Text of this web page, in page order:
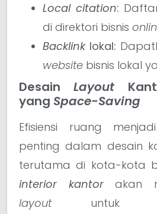
Local citation:
di direktori bisnis
Backlinklokal:
website bisnis lokal
DesainLayout
yang Space-Saving
Efisiensi ruang
penting dalam desain
terutama di kota-kota
interior kantorakan
layoutuntuk